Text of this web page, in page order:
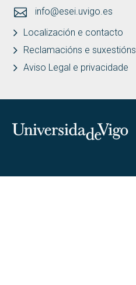
info@esei.uvigo.es
Localización e contacto
Reclamacións e suxestións
Aviso Legal e privacidade
Universidade de Vigo